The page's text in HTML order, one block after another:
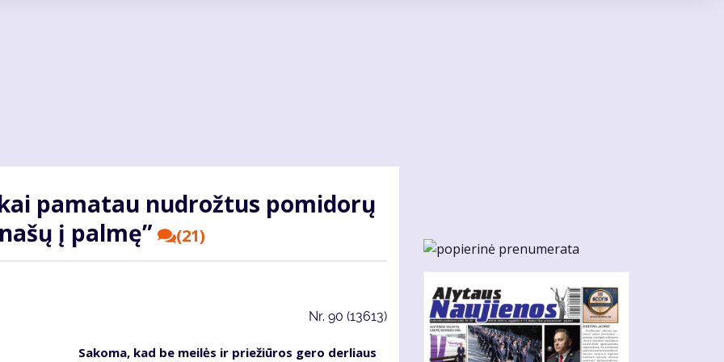
pa­ma­tau nu­drož­tus po­mi­do­rų
į pal­mę”
(21)
Nr. 90 (13613)
Sa­ko­ma, kad be mei­lės ir prie­žiū­ros ge­ro der­liaus